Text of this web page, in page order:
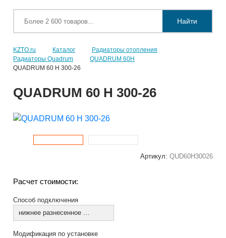
Найти
KZTO.ru Каталог
Радиаторы отопления
Радиаторы Quadrum
QUADRUM 60H
QUADRUM 60 H 300-26
QUADRUM 60 H 300-26
Артикул: QUD60H30026
Расчет стоимости:
Способ подключения
нижнее разнесенное по краям (из коллектора)
Модификация по установке